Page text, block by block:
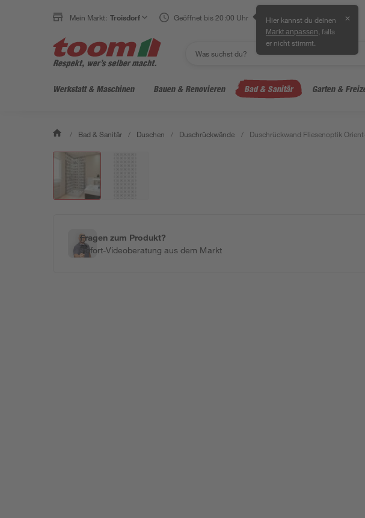
Mein Markt: Troisdorf Geöffnet bis 20:00 Uhr Hier kannst du deinen
Markt anpassen , falls
er nicht stimmt.
✕
Werkstatt & Maschinen Bauen & Renovieren Bad & Sanitär Garten &
/ Bad & Sanitär / Duschen / Duschrückwände / Duschrückwand Fliesenoptik
Fragen zum Produkt?
Sofort-Videoberatung aus dem Markt